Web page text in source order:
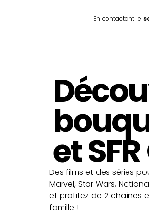
En contactant le
et
Des films et des séries
Marvel, Star Wars,
et profitez de 2 chaînes
famille !